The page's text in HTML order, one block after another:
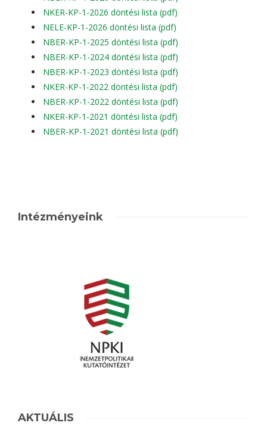
NKER-KP-1-2026 döntési lista (pdf)
NELE-KP-1-2026 döntési lista (pdf)
NBER-KP-1-2025 döntési lista (pdf)
NBER-KP-1-2024 döntési lista (pdf)
NBER-KP-1-2023 döntési lista (pdf)
NKER-KP-1-2022 döntési lista (pdf)
NBER-KP-1-2022 döntési lista (pdf)
NKER-KP-1-2021 döntési lista (pdf)
NBER-KP-1-2021 döntési lista (pdf)
Intézményeink
AKTUÁLIS